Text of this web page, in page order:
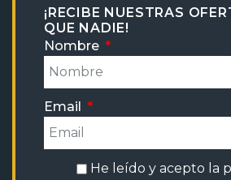
¡RECIBE NUESTRAS
QUE NADIE!
Nombre
Email
He leído y acepto la